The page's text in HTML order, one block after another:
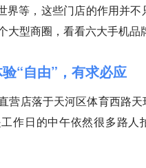
界等，这些门店的作用并
大型商圈，看看六大手机品
“自由”，有求必应
营店落于天河区体育西路
作日的中午依然很多路